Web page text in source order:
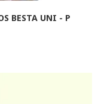
BESTA UNI - P